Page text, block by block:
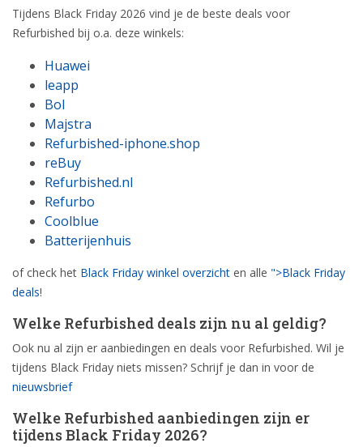
Tijdens Black Friday 2026 vind je de beste deals voor
Refurbished bij o.a. deze winkels:
Huawei
leapp
Bol
Majstra
Refurbished-iphone.shop
reBuy
Refurbished.nl
Refurbo
Coolblue
Batterijenhuis
of check het Black Friday winkel overzicht en alle ">Black Friday
deals!
Welke Refurbished deals zijn nu al geldig?
Ook nu al zijn er aanbiedingen en deals voor Refurbished. Wil je
tijdens Black Friday niets missen? Schrijf je dan in voor de
nieuwsbrief
Welke Refurbished aanbiedingen zijn er
tijdens Black Friday 2026?